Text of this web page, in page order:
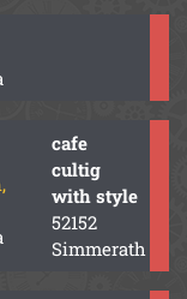
cafe
cultig
with style
52152
Simmerath